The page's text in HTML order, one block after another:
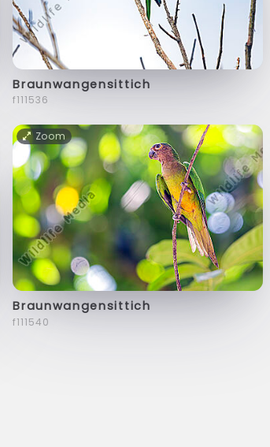
Braunwangensittich
f111536
Zoom
Braunwangensittich
f111540